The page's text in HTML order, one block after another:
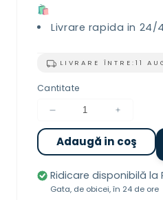
🛍️
Livrare rapida in 24/
LIVRARE ÎNTRE: 11
Cantitate
Reduceți
cantitatea
pentru
Odoriozant
Art
Collection
Creșteți
pentru
Art
Collection
Adaugă in coş
Ridicare disponibilă la
Gata, de obicei, în 24 de ore